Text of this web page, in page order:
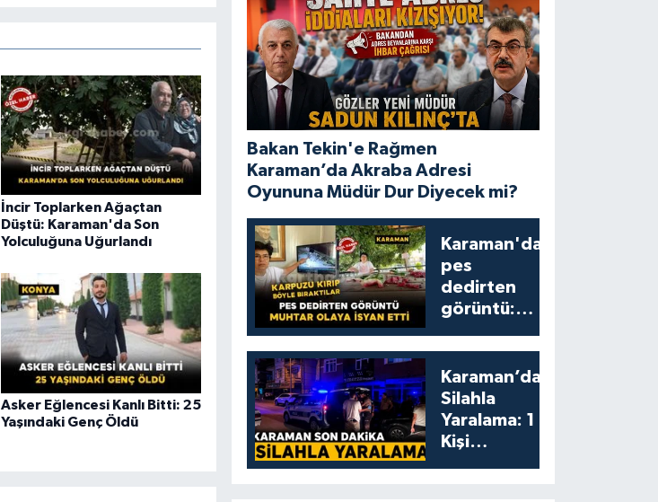
İncir Toplarken Ağaçtan
Düştü: Karaman'da Son
Yolculuğuna Uğurlandı
Asker Eğlencesi Kanlı Bitti: 25
Yaşındaki Genç Öldü
Bakan Tekin'e Rağmen
Karaman’da Akraba Adresi
Oyununa Müdür Dur Diyecek mi?
Karaman'da
pes
dedirten
görüntü:
yumruklayıp
yediler,
artıklarını
kamelyada
bıraktılar
Karaman’da
Silahla
Yaralama: 1
Kişi